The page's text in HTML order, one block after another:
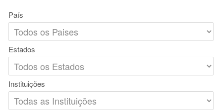
País
Estados
Instituições